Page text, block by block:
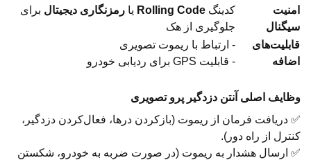
امنیت
سیگنال
کدینگ Rolling Code یا رمزنگاری دیجیتال برای
جلوگیری از هک
قابلیت‌های
اضافه
- ارتباط با ریموت تصویری
- قابلیت GPS برای ردیابی خودرو
وظایف اصلی آنتن دزدگیر پرو تصویری
✅ دریافت فرمان از ریموت (بازکردن درها، فعال‌کردن دزدگیر،
کنترل از راه دور).
✅ ارسال هشدار به ریموت (در صورت ضربه به خودرو، شکستن